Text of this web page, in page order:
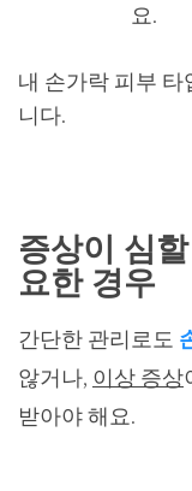
요.
내 손가락 피부 타
니다.
증상이 심
요한 경우
간단한 관리로도
않거나, 이상 증상
받아야 해요.